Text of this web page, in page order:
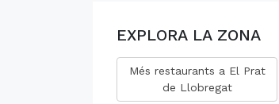
EXPLORA LA ZONA
Més restaurants a El Prat
de Llobregat